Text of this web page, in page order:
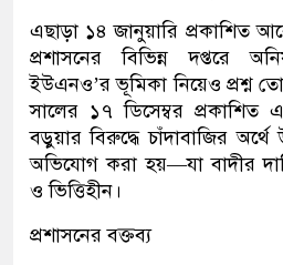
এছাড়া ১৪ জানুয়ারি প্রকাশিত
প্রশাসনের বিভিন্ন দপ্তরে
ইউএনও’র ভূমিকা নিয়েও প্রশ্ন
সালের ১৭ ডিসেম্বর প্রকাশিত
বড়ুয়ার বিরুদ্ধে চাঁদাবাজির
অভিযোগ করা হয়—যা বাদীর
ও ভিত্তিহীন।
প্রশাসনের বক্তব্য